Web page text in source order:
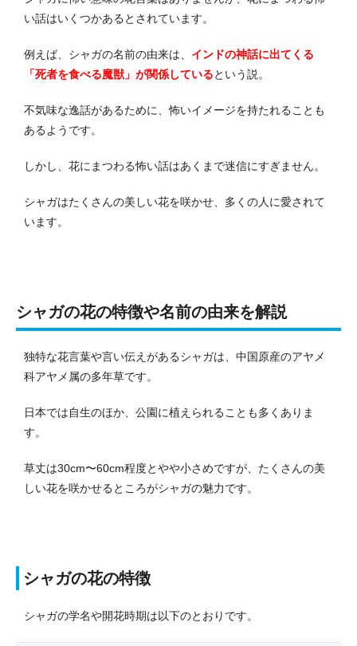
い話はいくつかあるとされています。
例えば、シャガの名前の由来は、 インドの神話に出てくる
「死者を食べる魔獣」が関係しているという説。
不気味な逸話があるために、怖いイメージを持たれることも
あるようです。
しかし、花にまつわる怖い話はあくまで迷信にすぎません。
シャガはたくさんの美しい花を咲かせ、多くの人に愛されて
います。
シャガの花の特徴や名前の由来を解説
独特な花言葉や言い伝えがあるシャガは、中国原産のアヤメ
科アヤメ属の多年草です。
日本では自生のほか、公園に植えられることも多くありま
す。
草丈は30cm〜60cm程度とやや小さめですが、たくさんの美
しい花を咲かせるところがシャガの魅力です。
シャガの花の特徴
シャガの学名や開花時期は以下のとおりです。